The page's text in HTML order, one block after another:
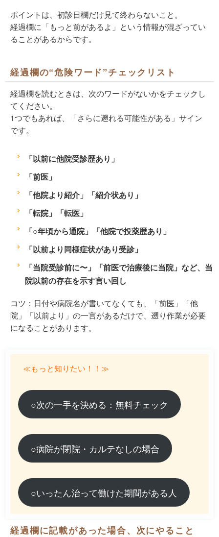
ポイントは、初診日欄だけ見て終わらないこと。
経過欄に「もっと前があるよ」という情報が混ざってい
ることがあるからです。
経過欄の“危険ワード”チェックリスト
経過欄を読むときは、次のワードがないかをチェックし
てください。
1つでもあれば、「さらに遡れる可能性がある」サイン
です。
「以前に他院受診歴あり」
「前医」
「他院より紹介」「紹介状あり」
「転院」「転医」
「○年頃から通院」「他院で投薬歴あり」
「以前より同様症状があり受診」
「当院受診前に〜」「前医で治療後に当院」など、当
院以前の存在を示す言い回し
コツ：日付や病院名が書いてなくても、「前医」「他
院」「以前より」の一言があるだけで、遡り作業が必要
になることがあります。
≪もっと知りたい！！≫
○次の一手を決める：無料チェック
○病院が閉院・カルテなしの場合
○いったん治って働けた期間がある人
経過欄に記載があった場合、次にやること